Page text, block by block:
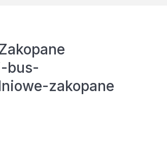
bus-
zakopane